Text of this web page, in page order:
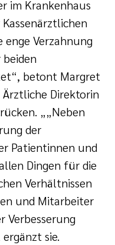
im Krankenhaus
enge Verzahnung
betont Margret
Direktorin
„„Neben
der
Patientinnen und
Dingen für die
Verhältnissen
und Mitarbeiter
Verbesserung
sie.